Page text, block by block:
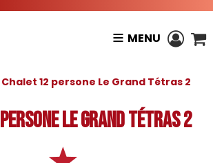
MENU
Chalet 12 persone Le Grand Tétras 2
Le Grand Tétras 2